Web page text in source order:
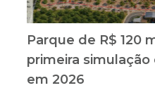
Parque de R$ 120
primeira simulação
em 2026